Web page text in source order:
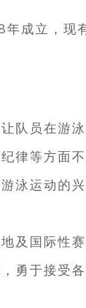
成立，现
队员在游
律等方面
泳运动的
及国际性
勇于接受